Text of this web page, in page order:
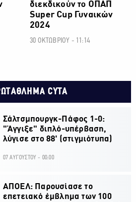
διεκδικούν το ΟΠΑΠ
Super Cup Γυναικών
2024
30 ΟΚΤΩΒΡΙΟΥ - 11:14
CYTA
Σάλτσμπουργκ-Πάφος 1-0:
"Άγγιξε" διπλό-υπέρβαση,
λύγισε στο 88' (στιγμιότυπα)
07 ΑΥΓΟΥΣΤΟΥ - 00:00
ΑΠΟΕΛ: Παρουσίασε το
επετειακό έμβλημα των 100